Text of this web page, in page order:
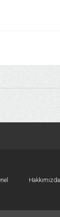
Hakkımızda